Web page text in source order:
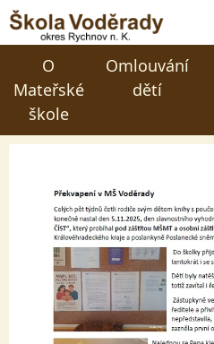
O
Mateřské
škole
Omlouvání
dětí